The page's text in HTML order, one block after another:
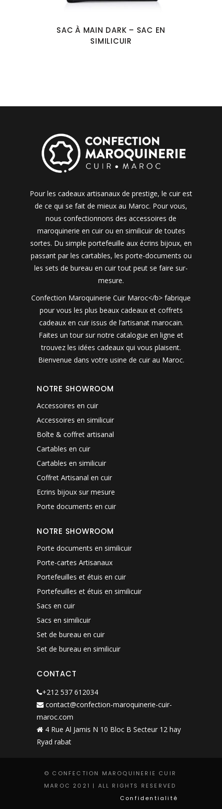
SAC À MAIN DARK – SAC EN
SIMILICUIR
Pour les cadeaux artisanaux de prestige, le cuir est
de ce qui se fait de mieux au Maroc. Pour vous,
nous confectionnons des accessoires de
maroquinerie en cuir ou en similicuir de toutes
sortes. Du simple portefeuille aux écrins bijoux, en
passant par les cartables, les porte-documents ou
les sets de bureau en cuir tout peut se faire sur-
mesure.
Confection Maroquinerie Cuir Maroc</b> fabrique
pour vous les plus beaux cadeaux et coffrets
cadeaux en cuir issus de l’artisanat marocain.
Faites un tour sur notre catalogue en ligne et
trouvez les idées cadeaux qui vous plaisent.
Bienvenue dans votre usine de cuir au Maroc.
NOTRE SHOWROOM
Accessoires en cuir
Accessoires en similicuir
Boîte & coffret artisanal
Cartables en cuir
Cartables en similicuir
Coffret Artisanal en cuir
Ecrins bijoux sur mesure
Porte documents en cuir
NOTRE SHOWROOM
Porte documents en similicuir
Porte-cartes Artisanaux
Portefeuilles et étuis en cuir
Portefeuilles et étuis en similicuir
Sacs en cuir
Sacs en similicuir
Set de bureau en cuir
Set de bureau en similicuir
CONTACT
+212 537 612034
contact@confection-maroquinerie-cuir-
maroc.com
4 Rue Al Jamis N 10 Bloc B Secteur 12 hay
Ryad rabat
© CONFECTION MAROQUINERIE CUIR
MAROC 2021 | ALL RIGHTS RESERVED
Confidentialité